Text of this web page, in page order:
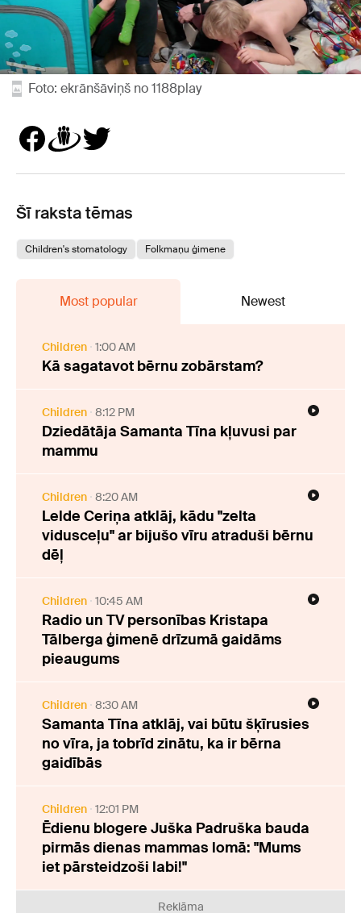
Foto: ekrānšāviņš no 1188play
Šī raksta tēmas
Children's stomatology Folkmaņu ģimene
Most popular Newest
Children 1:00 AM
Kā sagatavot bērnu zobārstam?
Children 8:12 PM
Dziedātāja Samanta Tīna kļuvusi par
mammu
Children 8:20 AM
Lelde Ceriņa atklāj, kādu "zelta
vidusceļu" ar bijušo vīru atraduši bērnu
dēļ
Children 10:45 AM
Radio un TV personības Kristapa
Tālberga ģimenē drīzumā gaidāms
pieaugums
Children 8:30 AM
Samanta Tīna atklāj, vai būtu šķīrusies
no vīra, ja tobrīd zinātu, ka ir bērna
gaidībās
Children 12:01 PM
Ēdienu blogere Juška Padruška bauda
pirmās dienas mammas lomā: "Mums
iet pārsteidzoši labi!"
Reklāma